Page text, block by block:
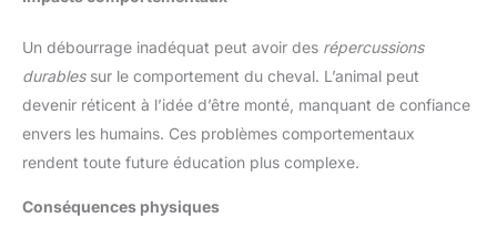
Un débourrage inadéquat peut avoir des répercussions
durablessur le comportement du cheval. L’animal peut
devenir réticent à l’idée d’être monté, manquant de confiance
envers les humains. Ces problèmes comportementaux
rendent toute future éducation plus complexe.
Conséquences physiques